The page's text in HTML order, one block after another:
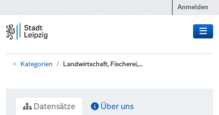
Anmelden
Kategorien Landwirtschaft, Fischerei,...
Datensätze Über uns